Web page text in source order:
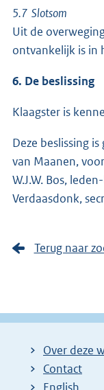
5.7 Slotsom
Uit de
ontvankelijk is in
6. De beslissing
Klaagster is
Deze beslissing
van Maanen,
W.J.W. Bos,
Verdaasdonk,
Terug naar
Over deze
Contact